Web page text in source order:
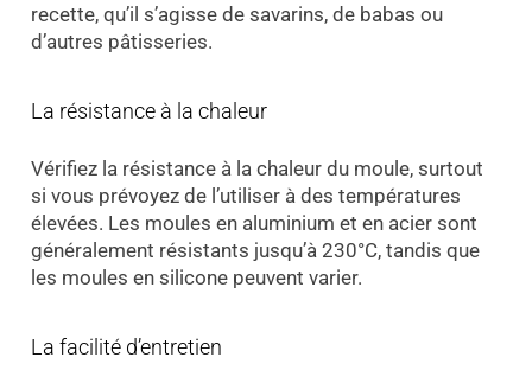
recette, qu’il s’agisse de savarins, de babas ou
d’autres pâtisseries.
La résistance à la chaleur
Vérifiez la résistance à la chaleur du moule, surtout
si vous prévoyez de l’utiliser à des températures
élevées. Les moules en aluminium et en acier sont
généralement résistants jusqu’à 230°C, tandis que
les moules en silicone peuvent varier.
La facilité d’entretien